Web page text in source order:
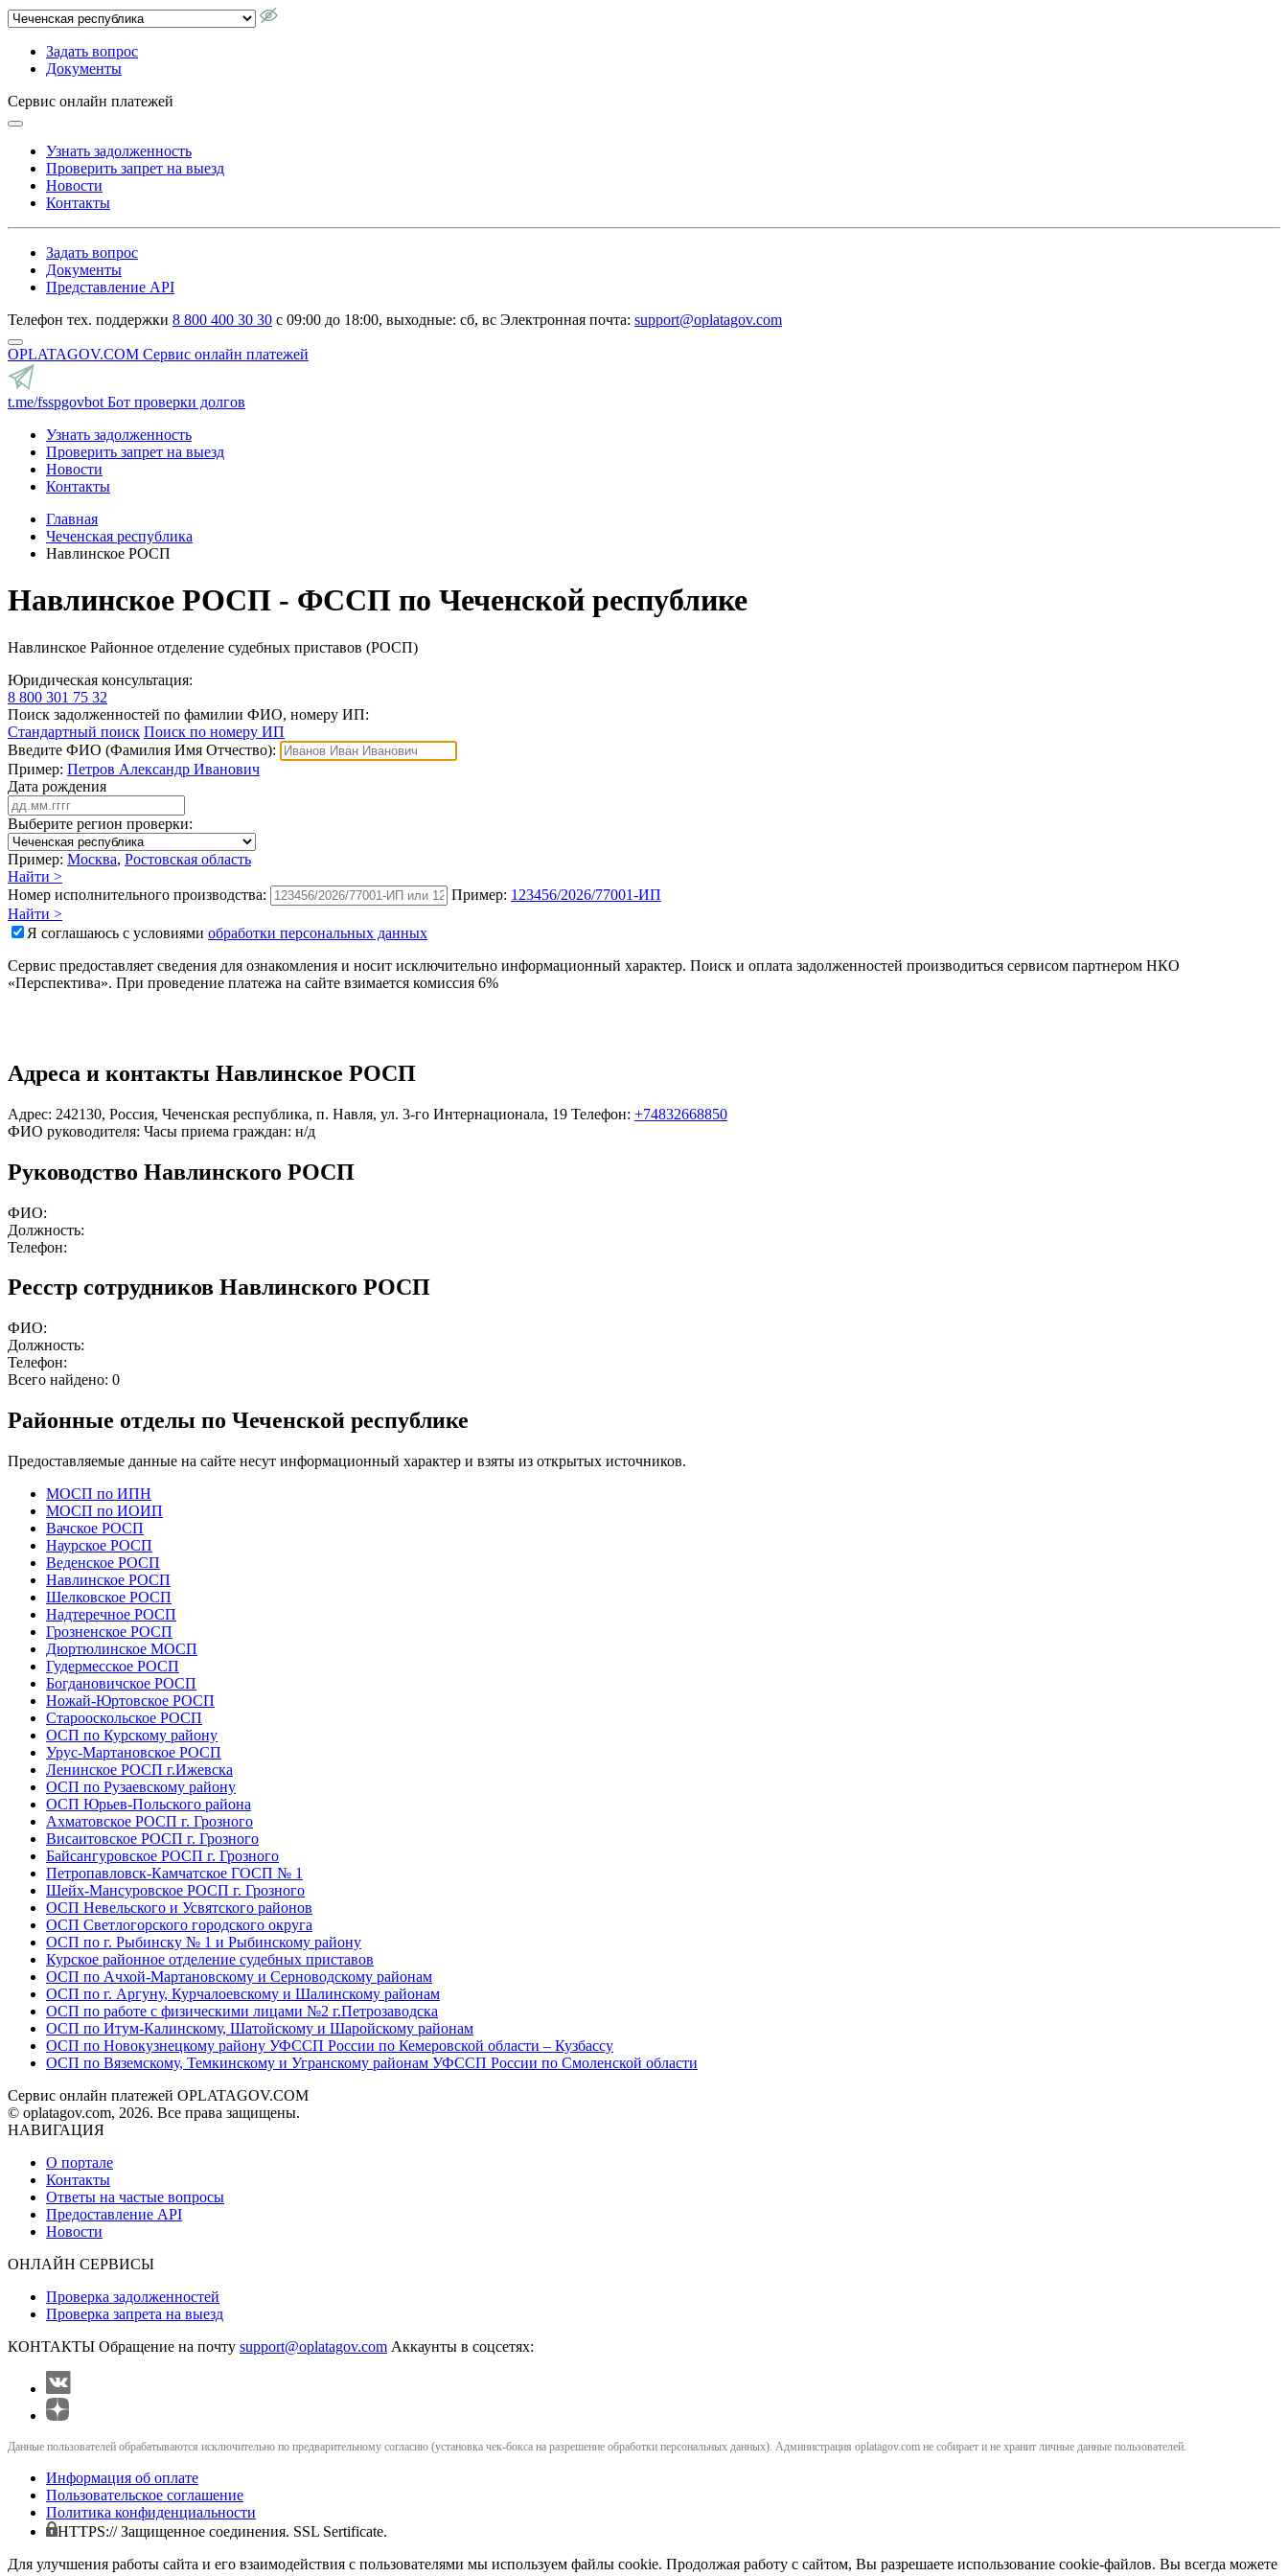
Задать вопрос
Документы
Сервис онлайн платежей
Узнать задолженность
Проверить запрет на выезд
Новости
Контакты
Задать вопрос
Документы
Представление API
Телефон тех. поддержки 8 800 400 30 30 с 09:00 до 18:00, выходные: сб, вс Электронная почта: support@oplatagov.com
OPLATAGOV.COM Сервис онлайн платежей
t.me/fsspgovbot Бот проверки долгов
Узнать задолженность
Проверить запрет на выезд
Новости
Контакты
Главная
Чеченская республика
Навлинское РОСП
Навлинское РОСП - ФССП по Чеченской республике
Навлинское Районное отделение судебных приставов (РОСП)
Юридическая консультация:
8 800 301 75 32
Поиск задолженностей по фамилии ФИО, номеру ИП:
Стандартный поиск Поиск по номеру ИП
Введите ФИО (Фамилия Имя Отчество):
Пример: Петров Александр Иванович
Дата рождения
Выберите регион проверки:
Пример: Москва, Ростовская область
Найти >
Номер исполнительного производства:
Пример: 123456/2026/77001-ИП
Найти >
Я соглашаюсь с условиями обработки персональных данных
Сервис предоставляет сведения для ознакомления и носит исключительно информационный характер. Поиск и оплата задолженностей производиться сервисом партнером НКО
«Перспектива». При проведение платежа на сайте взимается комиссия 6%
Адреса и контакты Навлинское РОСП
Адрес: 242130, Россия, Чеченская республика, п. Навля, ул. 3-го Интернационала, 19 Телефон: +74832668850
ФИО руководителя: Часы приема граждан: н/д
Руководство Навлинского РОСП
ФИО:
Должность:
Телефон:
Ресстр сотрудников Навлинского РОСП
ФИО:
Должность:
Телефон:
Всего найдено: 0
Районные отделы по Чеченской республике
Предоставляемые данные на сайте несут информационный характер и взяты из открытых источников.
МОСП по ИПН
МОСП по ИОИП
Вачское РОСП
Наурское РОСП
Веденское РОСП
Навлинское РОСП
Шелковское РОСП
Надтеречное РОСП
Грозненское РОСП
Дюртюлинское МОСП
Гудермесское РОСП
Богдановичское РОСП
Ножай-Юртовское РОСП
Старооскольское РОСП
ОСП по Курскому району
Урус-Мартановское РОСП
Ленинское РОСП г.Ижевска
ОСП по Рузаевскому району
ОСП Юрьев-Польского района
Ахматовское РОСП г. Грозного
Висаитовское РОСП г. Грозного
Байсангуровское РОСП г. Грозного
Петропавловск-Камчатское ГОСП № 1
Шейх-Мансуровское РОСП г. Грозного
ОСП Невельского и Усвятского районов
ОСП Светлогорского городского округа
ОСП по г. Рыбинску № 1 и Рыбинскому району
Курское районное отделение судебных приставов
ОСП по Ачхой-Мартановскому и Серноводскому районам
ОСП по г. Аргуну, Курчалоевскому и Шалинскому районам
ОСП по работе с физическими лицами №2 г.Петрозаводска
ОСП по Итум-Калинскому, Шатойскому и Шаройскому районам
ОСП по Новокузнецкому району УФССП России по Кемеровской области – Кузбассу
ОСП по Вяземскому, Темкинскому и Угранскому районам УФССП России по Смоленской области
Сервис онлайн платежей OPLATAGOV.COM
© oplatagov.com, 2026. Все права защищены.
НАВИГАЦИЯ
О портале
Контакты
Ответы на частые вопросы
Предоставление API
Новости
ОНЛАЙН СЕРВИСЫ
Проверка задолженностей
Проверка запрета на выезд
КОНТАКТЫ Обращение на почту support@oplatagov.com Аккаунты в соцсетях:
Данные пользователей обрабатываются исключительно по предварительному согласию (установка чек-бокса на разрешение обработки персональных данных). Администрация oplatagov.com не собирает и не хранит личные данные пользователей.
Информация об оплате
Пользовательское соглашение
Политика конфиденциальности
HTTPS:// Защищенное соединения. SSL Sertificate.
Для улучшения работы сайта и его взаимодействия с пользователями мы используем файлы cookie. Продолжая работу с сайтом, Вы разрешаете использование cookie-файлов. Вы всегда можете